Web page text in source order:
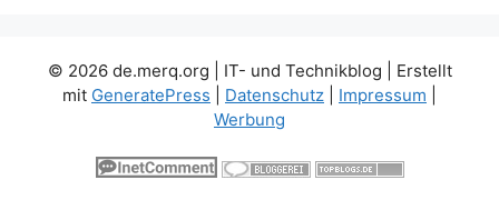
© 2026 de.merq.org | IT- und Technikblog | Erstellt
mit GeneratePress Datenschutz Impressum
Werbung